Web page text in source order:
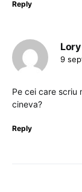
Reply
Lory
9
Pe cei care scriu
cineva?
Reply